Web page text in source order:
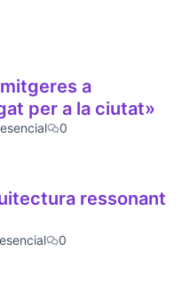
a
per a la ciutat»
0
ressonant
0